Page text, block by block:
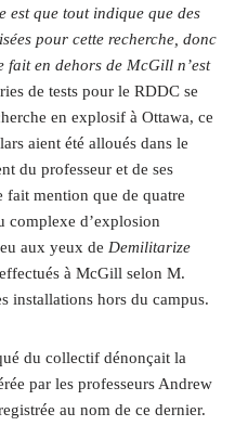
est que tout indique que des
pour cette recherche, donc
fait en dehors de McGill n’est
de tests pour le RDDC se
en explosif à Ottawa, ce
aient été alloués dans le
du professeur et de ses
fait mention que de quatre
complexe d’explosion
aux yeux de Demilitarize
à McGill selon M.
installations hors du campus.
du collectif dénonçait la
par les professeurs Andrew
au nom de ce dernier.